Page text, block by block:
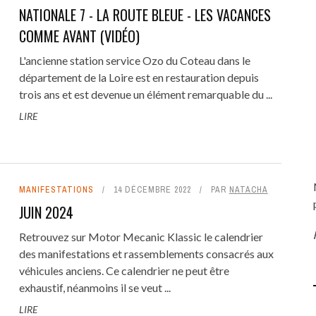
- REMPLACEMENT VISCO-
ET CALORSTAT MERCEDES
1 AVRIL 2022 0
TUTO # 14 - RÉFECTION PARE-
ET BAS DE CAISSE MERCEDES
13 JANVIER 2022
WEEK 2023 : LES ANGES DE
FONT LEUR SHOW À ...
NATIONALE 7 - LA ROUTE
CHACUN ÉCRIT SA
LÉGENDE
REVIVAL GALERIE PHOTOS :
MOTORS À COUCHES (71),
1 MAI 2021 0
NATIONALE 7 - LA ROUTE BLEUE - LES VACANCES
COMME AVANT (VIDÉO)
L'ancienne station service Ozo du Coteau dans le
département de la Loire est en restauration depuis
trois ans et est devenue un élément remarquable du ...
LIRE
MANIFESTATIONS 14 DÉCEMBRE 2022 PAR NATACHA
JUIN 2024
Retrouvez sur Motor Mecanic Klassic le calendrier
des manifestations et rassemblements consacrés aux
véhicules anciens. Ce calendrier ne peut être
exhaustif, néanmoins il se veut ...
LIRE